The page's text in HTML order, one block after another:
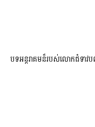
បទអន្តរាគមន៏របស់លោកជំទា